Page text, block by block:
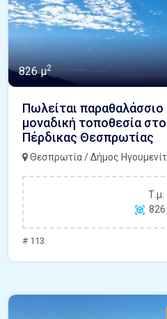
826 μ2
Πωλείται
μοναδική τοποθεσία
Πέρδικας Θεσπρωτίας
Θεσπρωτία / Δήμος
Τ.μ.
826
# 113